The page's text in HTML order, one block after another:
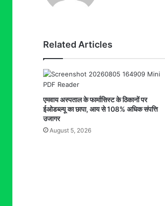
Related Articles
एमवाय अस्पताल के फार्मासिस्ट के ठिकानों पर
ईओडब्ल्यू का छापा, आय से 108% अधिक संपत्ति
उजागर
August 5, 2026